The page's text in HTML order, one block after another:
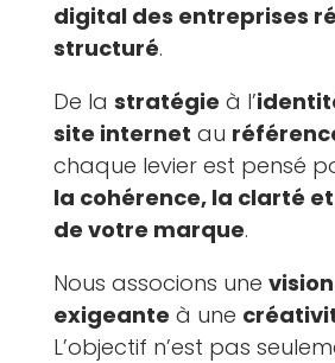
digital des entreprises
structuré.
De la stratégie à l’
site internet au
chaque levier est pensé
la cohérence, la clarté
de votre marque.
Nous associons une
exigeante à une
L’objectif n’est pas